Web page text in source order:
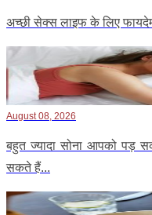
अच्छी सेक्स लाइफ के लिए
August 08, 2026
बहुत ज्यादा सोना आपको पड़
सकते हैं...